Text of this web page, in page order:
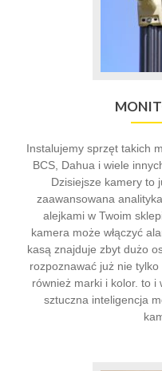
Instalujemy sprzęt takich
BCS, Dahua i wiele
Dzisiejsze kamery to
zaawansowana
alejkami w Twoim
kamera może włączyć
kasą znajduje zbyt dużo
rozpoznawać już nie
również marki i kolor. to i
sztuczna inteligencja